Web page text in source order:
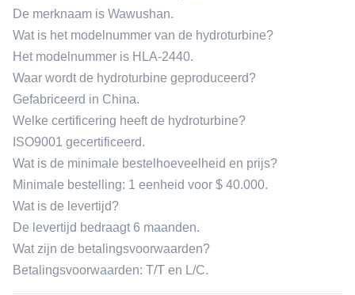
De merknaam is Wawushan.
Wat is het modelnummer van de hydroturbine?
Het modelnummer is HLA-2440.
Waar wordt de hydroturbine geproduceerd?
Gefabriceerd in China.
Welke certificering heeft de hydroturbine?
ISO9001 gecertificeerd.
Wat is de minimale bestelhoeveelheid en prijs?
Minimale bestelling: 1 eenheid voor $ 40.000.
Wat is de levertijd?
De levertijd bedraagt ​​6 maanden.
Wat zijn de betalingsvoorwaarden?
Betalingsvoorwaarden: T/T en L/C.